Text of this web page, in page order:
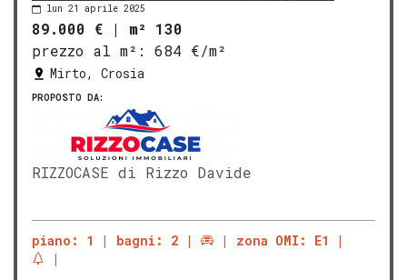
lun 21 aprile 2025
89.000 € | m² 130
prezzo al m²:
684 €/m²
Mirto, Crosia
PROPOSTO DA:
RIZZOCASE di Rizzo Davide
piano: 1 bagni: 2 zona OMI: E1